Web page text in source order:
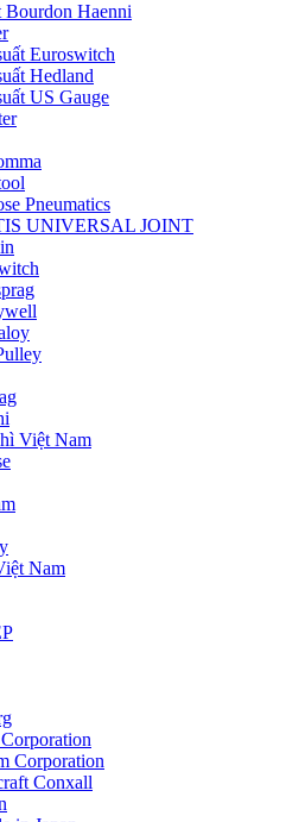
Bourdon Haenni
Euroswitch
Hedland
US Gauge
Pneumatics
UNIVERSAL JOINT
Việt Nam
Nam
Corporation
Conxall